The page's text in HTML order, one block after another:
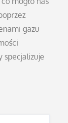
gazu
specjalizuje